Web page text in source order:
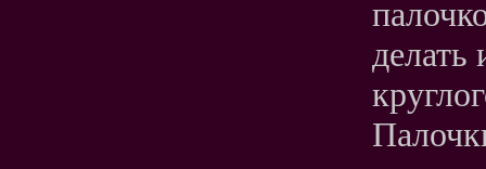
делать